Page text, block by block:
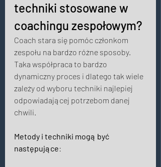
techniki stosowane w
coachingu zespołowym?
Coach stara się pomóc członkom
zespołu na bardzo różne sposoby.
Taka współpraca to bardzo
dynamiczny proces i dlatego tak wiele
zależy od wyboru techniki najlepiej
odpowiadającej potrzebom danej
chwili.
Metody i techniki mogą być
następujące: